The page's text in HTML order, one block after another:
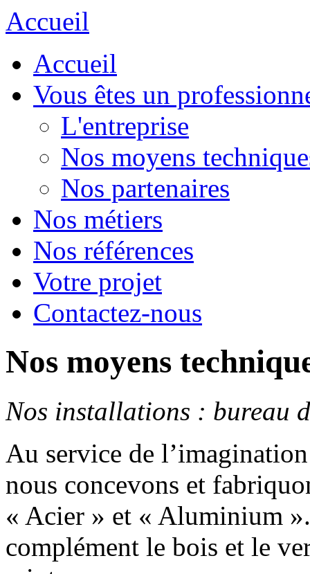
Accueil
Accueil
Vous êtes un
L'entreprise
Nos moyens
Nos partenaires
Nos métiers
Nos références
Votre projet
Contactez-nous
Nos moyens
Nos installations : bureau
Au service de
nous concevons et
« Acier » et « Aluminium
complément le bois et le